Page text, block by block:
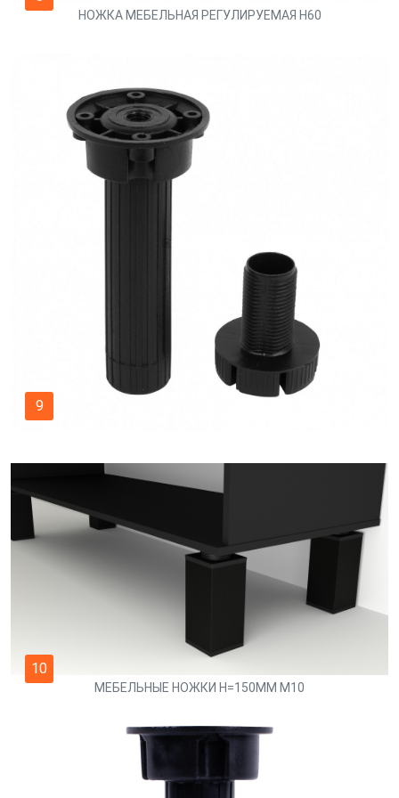
НОЖКА МЕБЕЛЬНАЯ РЕГУЛИРУЕМАЯ H60
9
10
МЕБЕЛЬНЫЕ НОЖКИ H=150MM M10